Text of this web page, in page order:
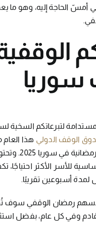
أمسّ الحاجة إليه، وهو ما
لتبرعاتكم السخية
الوقف الدولي هذا
مشروع الطرود
للأسر الأكثر احتياجًا،
أسبوعين تقريبًا.
لسهم رمضان الوقفي سوف
وفي كل عام، بفضل